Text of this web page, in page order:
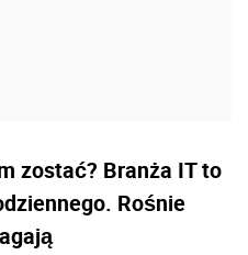
zostać? Branża IT to
Rośnie